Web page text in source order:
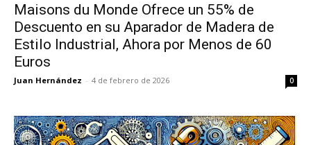
Maisons du Monde Ofrece un 55% de
Descuento en su Aparador de Madera de
Estilo Industrial, Ahora por Menos de 60
Euros
Juan Hernández - 4 de febrero de 2026 0